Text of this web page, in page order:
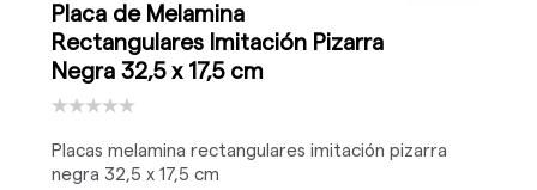
Placa de Melamina
Rectangulares Imitación Pizarra
Negra 32,5 x 17,5 cm
Placas melamina rectangulares imitación pizarra
negra 32,5 x 17,5 cm